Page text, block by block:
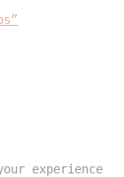
experience